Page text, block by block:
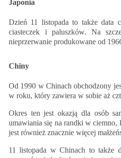
Japonia
Dzień 11 listopada to także data
ciasteczek i paluszków. Na
nieprzerwanie produkowane od
Chiny
Od 1990 w Chinach obchodzony
w roku, który zawiera w sobie aż
Okres ten jest okazją dla osób
umawiania się na randki w ciemno,
jest również znacznie więcej
11 listopada w Chinach to także